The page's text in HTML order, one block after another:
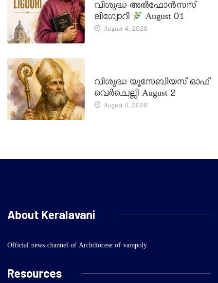
വിശുദ്ധ അൽഫോൻസസ്
ലിഗ്വോറി
August 01
August 4, 2026
വിശുദ്ധ യൂസേബിയസ് ഓഫ്
വെർചെല്ലി August 2
August 4, 2026
About Keralavani
Official news channel of Archdiocese of varapoly.
Resources